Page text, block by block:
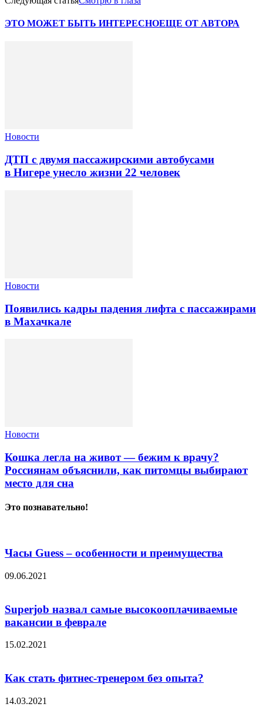
ЭТО МОЖЕТ БЫТЬ ИНТЕРЕСНОЕЩЕ ОТ АВТОРА
Новости
ДТП с двумя пассажирскими автобусами
в Нигере унесло жизни 22 человек
Новости
Появились кадры падения лифта с пассажирами
в Махачкале
Новости
Кошка легла на живот — бежим к врачу?
Россиянам объяснили, как питомцы выбирают
место для сна
Это познавательно!
Часы Guess – особенности и преимущества
09.06.2021
Superjob назвал самые высокооплачиваемые
вакансии в феврале
15.02.2021
Как стать фитнес-тренером без опыта?
14.03.2021